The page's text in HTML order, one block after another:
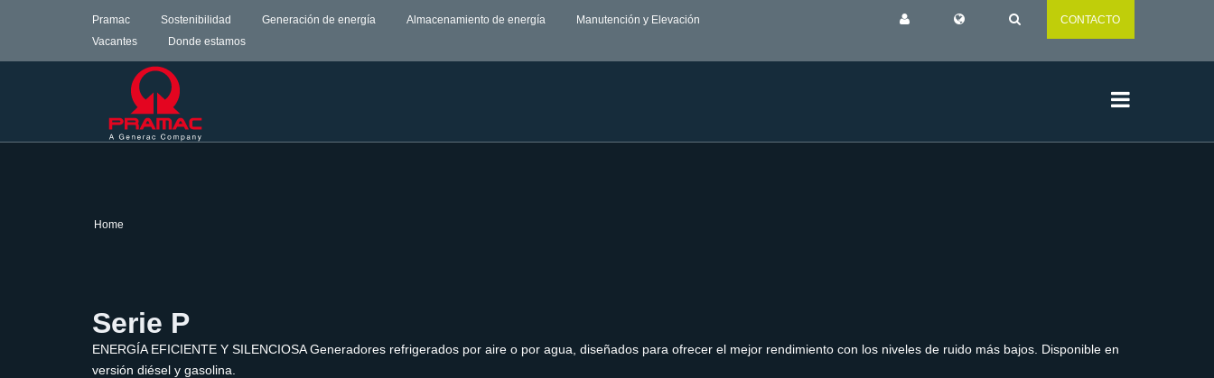
Pramac Sostenibilidad Generación de energía Almacenamiento de energía
Manutención y Elevación
Vacantes
Donde estamos
CONTACTO
Home
Serie P
ENERGÍA EFICIENTE Y SILENCIOSA Generadores refrigerados por aire o por agua, diseñados para ofrecer el mejor rendimiento con los niveles de ruido más bajos. Disponible en
versión diésel y gasolina.